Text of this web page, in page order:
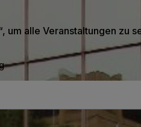
um alle Veranstaltungen zu